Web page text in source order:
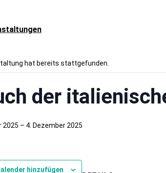
hat bereits stattgefunden.
der
2025 – 4. Dezember 2025
hinzufügen